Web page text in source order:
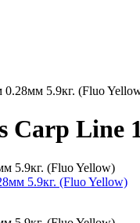
5.9кг. (Fluo
Line
5.9кг. (Fluo Yellow)